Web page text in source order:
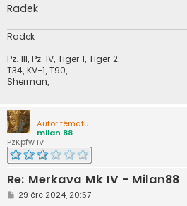
Radek
Radek
Pz. III, Pz. IV, Tiger 1, Tiger 2;
T34, KV-1, T90,
Sherman,
Autor tématu
milan 88
PzKpfw IV
Re: Merkava Mk IV - Milan88
P29 črc 2024, 20:57